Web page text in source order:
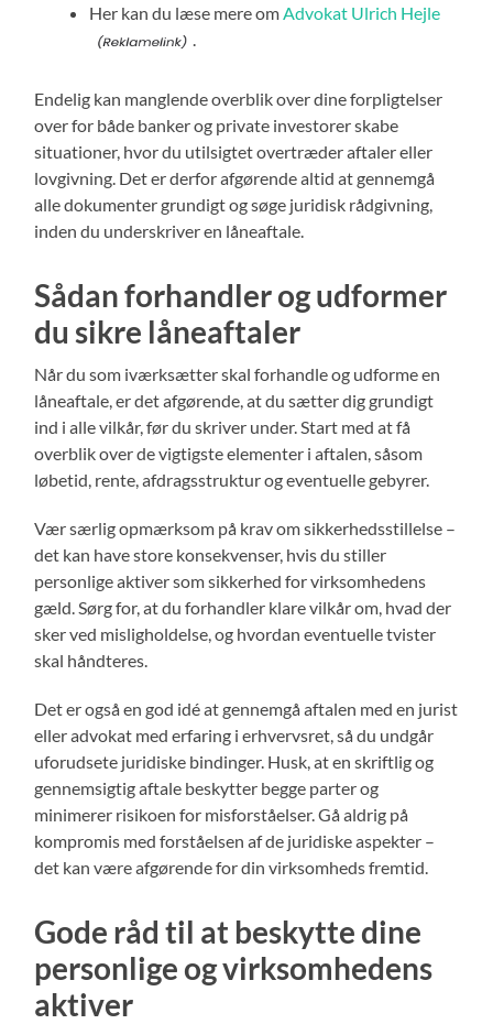
Her kan du læse mere om Advokat Ulrich Hejle
Endelig kan manglende overblik over dine forpligtelser
over for både banker og private investorer skabe
situationer, hvor du utilsigtet overtræder aftaler eller
lovgivning. Det er derfor afgørende altid at gennemgå
alle dokumenter grundigt og søge juridisk rådgivning,
inden du underskriver en låneaftale.
Sådan forhandler og udformer
du sikre låneaftaler
Når du som iværksætter skal forhandle og udforme en
låneaftale, er det afgørende, at du sætter dig grundigt
ind i alle vilkår, før du skriver under. Start med at få
overblik over de vigtigste elementer i aftalen, såsom
løbetid, rente, afdragsstruktur og eventuelle gebyrer.
Vær særlig opmærksom på krav om sikkerhedsstillelse –
det kan have store konsekvenser, hvis du stiller
personlige aktiver som sikkerhed for virksomhedens
gæld. Sørg for, at du forhandler klare vilkår om, hvad der
sker ved misligholdelse, og hvordan eventuelle tvister
skal håndteres.
Det er også en god idé at gennemgå aftalen med en jurist
eller advokat med erfaring i erhvervsret, så du undgår
uforudsete juridiske bindinger. Husk, at en skriftlig og
gennemsigtig aftale beskytter begge parter og
minimerer risikoen for misforståelser. Gå aldrig på
kompromis med forståelsen af de juridiske aspekter –
det kan være afgørende for din virksomheds fremtid.
Gode råd til at beskytte dine
personlige og virksomhedens
aktiver